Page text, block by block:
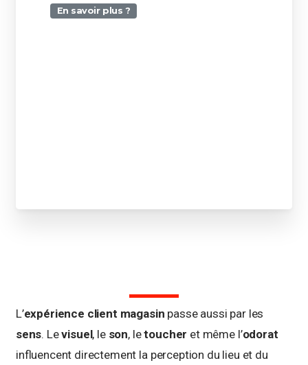
En savoir plus ?
L’expérience client magasin passe aussi par les
sens. Levisuel, le son, letoucher et même l’odorat
influencent directement la perception du lieu et du